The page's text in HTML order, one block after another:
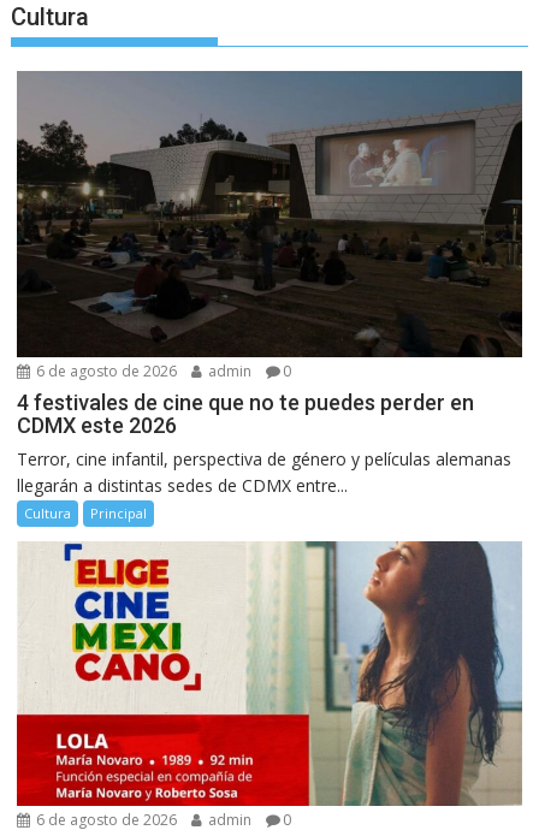
Cultura
6 de agosto de 2026 admin 0
4 festivales de cine que no te puedes perder en
CDMX este 2026
Terror, cine infantil, perspectiva de género y películas alemanas
llegarán a distintas sedes de CDMX entre...
Cultura Principal
6 de agosto de 2026 admin 0